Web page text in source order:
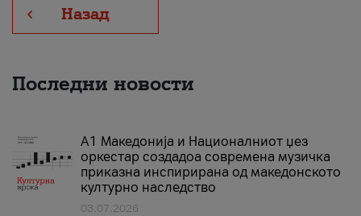
Назад
Последни новости
А1 Македонија и Националниот џез
оркестар создадоа современа музичка
приказна инспирирана од македонското
културно наследство
03.07.2026